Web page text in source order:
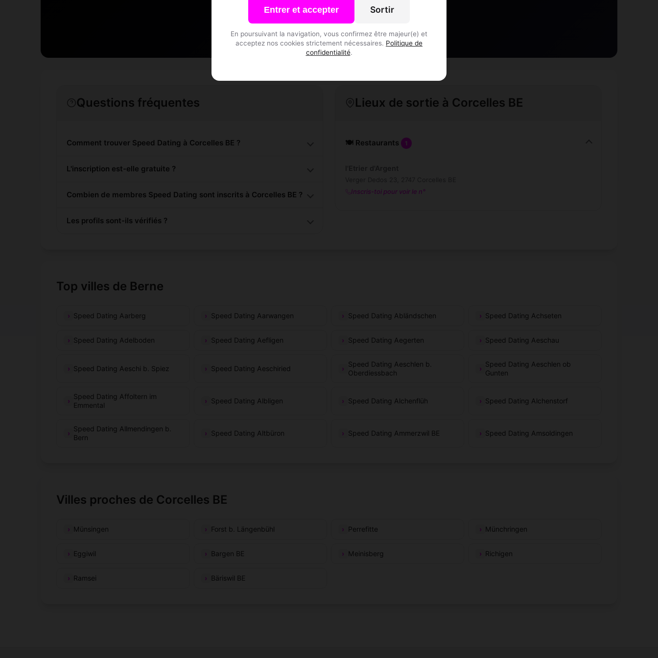
Entrer et accepter Sortir
En poursuivant la navigation, vous confirmez être majeur(e) et
acceptez nos cookies strictement nécessaires. Politique de
confidentialité.
S'inscrire gratuitement
Questions fréquentes
Comment trouver Speed Dating à Corcelles BE ?
L'inscription est-elle gratuite ?
Combien de membres Speed Dating sont inscrits à Corcelles BE ?
Les profils sont-ils vérifiés ?
Lieux de sortie à Corcelles BE
🍽️ Restaurants 1
Inscris-toi pour voir le n°
Top villes de Berne
Speed Dating Aarberg Speed Dating Aarwangen Speed Dating Abländschen Speed Dating Achseten
Speed Dating Adelboden Speed Dating Aefligen Speed Dating Aegerten Speed Dating Aeschau
Speed Dating Aeschi b. Spiez Speed Dating Aeschiried
Speed Dating Aeschlen b.
Oberdiessbach
Speed Dating Aeschlen ob
Gunten
Speed Dating Affoltern im
Emmental
Speed Dating Albligen Speed Dating Alchenflüh Speed Dating Alchenstorf
Speed Dating Allmendingen b.
Bern
Speed Dating Altbüron Speed Dating Ammerzwil BE Speed Dating Amsoldingen
Villes proches de Corcelles BE
Münsingen Forst b. Längenbühl Perrefitte Münchringen
Eggiwil Bargen BE Meinisberg Richigen
Ramsei Bäriswil BE